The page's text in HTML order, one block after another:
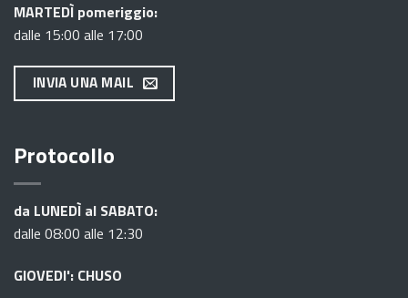
MARTEDÌ pomeriggio:
dalle 15:00 alle 17:00
INVIA UNA MAIL
Protocollo
da LUNEDÌ al SABATO:
dalle 08:00 alle 12:30
GIOVEDI': CHUSO